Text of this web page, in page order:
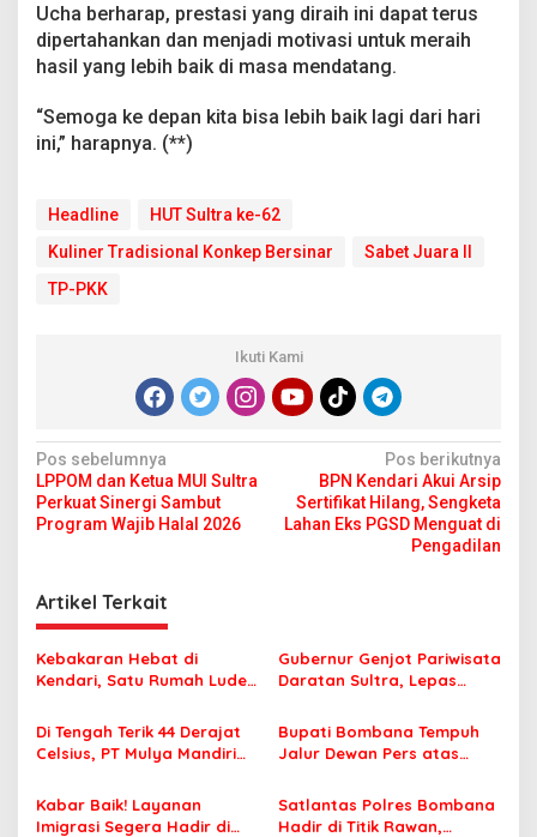
Ucha berharap, prestasi yang diraih ini dapat terus
dipertahankan dan menjadi motivasi untuk meraih
hasil yang lebih baik di masa mendatang.
“Semoga ke depan kita bisa lebih baik lagi dari hari
ini,” harapnya. (**)
Headline
HUT Sultra ke-62
Kuliner Tradisional Konkep Bersinar
Sabet Juara II
TP-PKK
Ikuti Kami
N
a
v
g
a
s
i
p
o
s
Pos sebelumnya
LPPOM dan Ketua MUI Sultra
Perkuat Sinergi Sambut
Program Wajib Halal 2026
Pos berikutnya
BPN Kendari Akui Arsip
Sertifikat Hilang, Sengketa
Lahan Eks PGSD Menguat di
Pengadilan
Artikel Terkait
Kebakaran Hebat di
Kendari, Satu Rumah Ludes
Gubernur Genjot Pariwisata
Daratan Sultra, Lepas
Tiga Kabupaten Unggulan
Di Tengah Terik 44 Derajat
Celsius, PT Mulya Mandiri
Jamaah Tetap Sehat dan
Nyaman Beribadah
Bupati Bombana Tempuh
Jalur Dewan Pers atas
Korupsi Jembatan Cirauci II
Kabar Baik! Layanan
Imigrasi Segera Hadir di
Satlantas Polres Bombana
Hadir di Titik Rawan,